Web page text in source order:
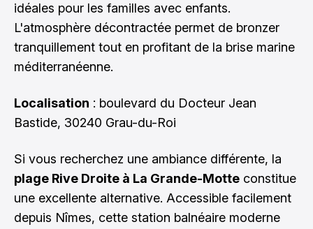
idéales pour les familles avec enfants.
L'atmosphère décontractée permet de bronzer
tranquillement tout en profitant de la brise marine
méditerranéenne.
Localisation : boulevard du Docteur Jean
Bastide, 30240 Grau-du-Roi
Si vous recherchez une ambiance différente, la
plage Rive Droite à La Grande-Motte constitue
une excellente alternative. Accessible facilement
depuis Nîmes, cette station balnéaire moderne